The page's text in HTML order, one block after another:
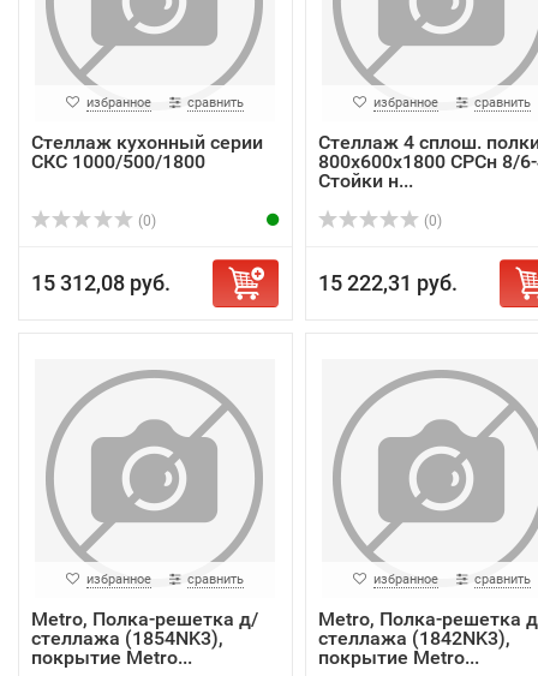
избранное сравнить
Стеллаж кухонный серии
СКС 1000/500/1800
(0)
15 312,08 руб.
избранное сравнить
Стеллаж 4 сплош.
800х600х1800 СРСн 8/
Стойки н...
(0)
15 222,31 руб.
избранное сравнить
Metro, Полка-решетка д/
стеллажа (1854NK3),
покрытие Metro...
избранное сравнить
Metro, Полка-решетка
стеллажа (1842NK3),
покрытие Metro...